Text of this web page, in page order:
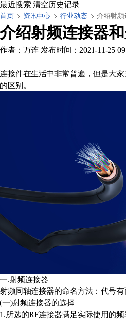
最近搜索 清空历史记录
首页 资讯中心 行业动态 介绍射频
介绍射频连接器
作者：万连 发布时间：2021-11-25
连接件在生活中非常普遍，但是大
的区别。
一.射频连接器
射频同轴连接器的命名方法：代号
(一)射频连接器的选择
1.所选的RF连接器满足实际使用的频